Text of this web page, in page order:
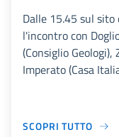
Dalle 15.45 sul
l'incontro con
(Consiglio
Imperato (Casa
SCOPRI TUTTO